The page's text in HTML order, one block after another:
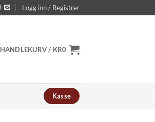
Logg inn / Registrer
HANDLEKURV / KR0
Kasse